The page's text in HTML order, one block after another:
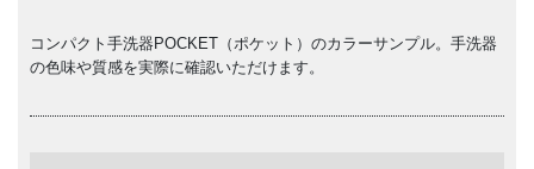
コンパクト手洗器POCKET（ポケット）のカラーサンプル。手洗器
の色味や質感を実際に確認いただけます。